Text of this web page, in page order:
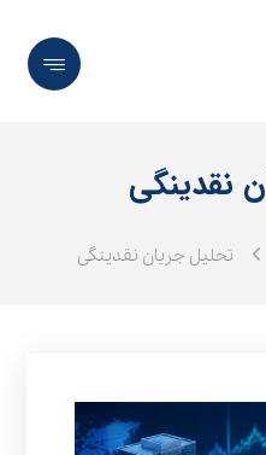
نقدینگی
تحلیل جریان نقدینگی